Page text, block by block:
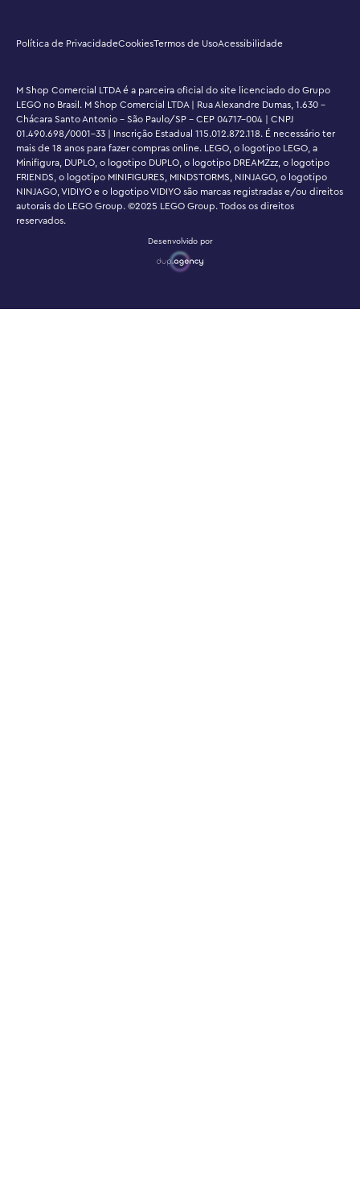
Política de PrivacidadeCookiesTermos de UsoAcessibilidade
M Shop Comercial LTDA é a parceira oficial do site licenciado do Grupo
LEGO no Brasil. M Shop Comercial LTDA | Rua Alexandre Dumas, 1.630 -
Chácara Santo Antonio - São Paulo/SP - CEP 04717-004 | CNPJ
01.490.698/0001-33 | Inscrição Estadual 115.012.872.118. É necessário ter
mais de 18 anos para fazer compras online. LEGO, o logotipo LEGO, a
Minifigura, DUPLO, o logotipo DUPLO, o logotipo DREAMZzz, o logotipo
FRIENDS, o logotipo MINIFIGURES, MINDSTORMS, NINJAGO, o logotipo
NINJAGO, VIDIYO e o logotipo VIDIYO são marcas registradas e/ou direitos
autorais do LEGO Group. ©2025 LEGO Group. Todos os direitos
reservados.
Desenvolvido por